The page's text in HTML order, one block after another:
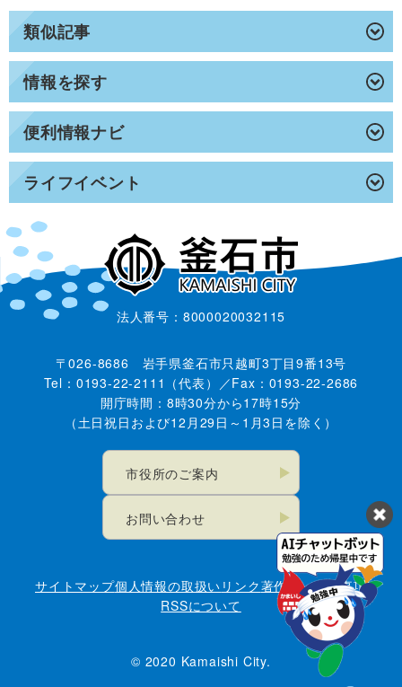
類似記事
情報を探す
便利情報ナビ
ライフイベント
法人番号：8000020032115
〒026-8686 岩手県釜石市只越町3丁目9番13号
Tel：0193-22-2111（代表）／Fax：0193-22-2686
開庁時間：8時30分から17時15分
（土日祝日および12月29日～1月3日を除く）
市役所のご案内
お問い合わせ
サイトマップ個人情報の取扱い リンク著作権・免責事項
RSSについて
© 2020 Kamaishi City.